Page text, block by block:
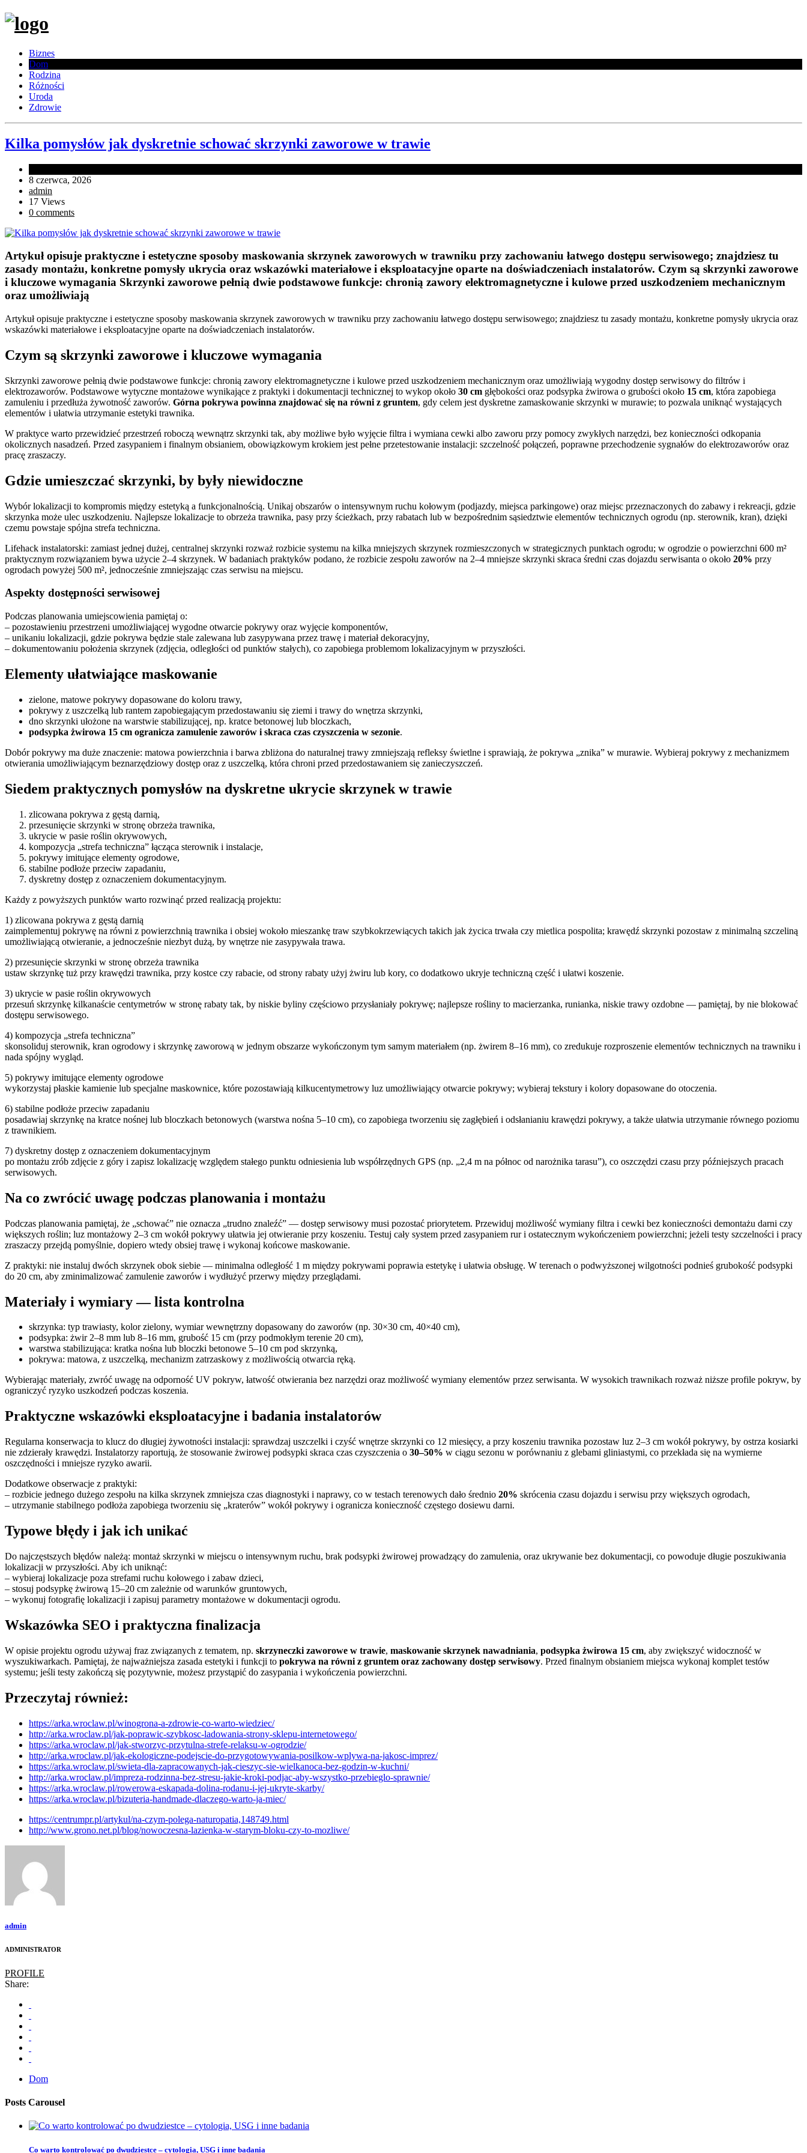
Biznes
Dom
Rodzina
Różności
Uroda
Zdrowie
Kilka pomysłów jak dyskretnie schować skrzynki zaworowe w trawie
8 czerwca, 2026
admin
17 Views
0 comments
Artykuł opisuje praktyczne i estetyczne sposoby maskowania skrzynek zaworowych w trawniku przy zachowaniu łatwego dostępu serwisowego; znajdziesz tu
zasady montażu, konkretne pomysły ukrycia oraz wskazówki materiałowe i eksploatacyjne oparte na doświadczeniach instalatorów. Czym są skrzynki zaworowe
i kluczowe wymagania Skrzynki zaworowe pełnią dwie podstawowe funkcje: chronią zawory elektromagnetyczne i kulowe przed uszkodzeniem mechanicznym
oraz umożliwiają
Artykuł opisuje praktyczne i estetyczne sposoby maskowania skrzynek zaworowych w trawniku przy zachowaniu łatwego dostępu serwisowego; znajdziesz tu zasady montażu, konkretne pomysły ukrycia oraz
wskazówki materiałowe i eksploatacyjne oparte na doświadczeniach instalatorów.
Czym są skrzynki zaworowe i kluczowe wymagania
Skrzynki zaworowe pełnią dwie podstawowe funkcje: chronią zawory elektromagnetyczne i kulowe przed uszkodzeniem mechanicznym oraz umożliwiają wygodny dostęp serwisowy do filtrów i
elektrozaworów. Podstawowe wytyczne montażowe wynikające z praktyki i dokumentacji technicznej to wykop około 30 cm głębokości oraz podsypka żwirowa o grubości około 15 cm, która zapobiega
zamuleniu i przedłuża żywotność zaworów. Górna pokrywa powinna znajdować się na równi z gruntem, gdy celem jest dyskretne zamaskowanie skrzynki w murawie; to pozwala uniknąć wystających
elementów i ułatwia utrzymanie estetyki trawnika.
W praktyce warto przewidzieć przestrzeń roboczą wewnątrz skrzynki tak, aby możliwe było wyjęcie filtra i wymiana cewki albo zaworu przy pomocy zwykłych narzędzi, bez konieczności odkopania
okolicznych nasadzeń. Przed zasypaniem i finalnym obsianiem, obowiązkowym krokiem jest pełne przetestowanie instalacji: szczelność połączeń, poprawne przechodzenie sygnałów do elektrozaworów oraz
pracę zraszaczy.
Gdzie umieszczać skrzynki, by były niewidoczne
Wybór lokalizacji to kompromis między estetyką a funkcjonalnością. Unikaj obszarów o intensywnym ruchu kołowym (podjazdy, miejsca parkingowe) oraz miejsc przeznaczonych do zabawy i rekreacji, gdzie
skrzynka może ulec uszkodzeniu. Najlepsze lokalizacje to obrzeża trawnika, pasy przy ścieżkach, przy rabatach lub w bezpośrednim sąsiedztwie elementów technicznych ogrodu (np. sterownik, kran), dzięki
czemu powstaje spójna strefa techniczna.
Lifehack instalatorski: zamiast jednej dużej, centralnej skrzynki rozważ rozbicie systemu na kilka mniejszych skrzynek rozmieszczonych w strategicznych punktach ogrodu; w ogrodzie o powierzchni 600 m²
praktycznym rozwiązaniem bywa użycie 2–4 skrzynek. W badaniach praktyków podano, że rozbicie zespołu zaworów na 2–4 mniejsze skrzynki skraca średni czas dojazdu serwisanta o około 20% przy
ogrodach powyżej 500 m², jednocześnie zmniejszając czas serwisu na miejscu.
Aspekty dostępności serwisowej
Podczas planowania umiejscowienia pamiętaj o:
– pozostawieniu przestrzeni umożliwiającej wygodne otwarcie pokrywy oraz wyjęcie komponentów,
– unikaniu lokalizacji, gdzie pokrywa będzie stale zalewana lub zasypywana przez trawę i materiał dekoracyjny,
– dokumentowaniu położenia skrzynek (zdjęcia, odległości od punktów stałych), co zapobiega problemom lokalizacyjnym w przyszłości.
Elementy ułatwiające maskowanie
zielone, matowe pokrywy dopasowane do koloru trawy,
pokrywy z uszczelką lub rantem zapobiegającym przedostawaniu się ziemi i trawy do wnętrza skrzynki,
dno skrzynki ułożone na warstwie stabilizującej, np. kratce betonowej lub bloczkach,
podsypka żwirowa 15 cm ogranicza zamulenie zaworów i skraca czas czyszczenia w sezonie.
Dobór pokrywy ma duże znaczenie: matowa powierzchnia i barwa zbliżona do naturalnej trawy zmniejszają refleksy świetlne i sprawiają, że pokrywa „znika” w murawie. Wybieraj pokrywy z mechanizmem
otwierania umożliwiającym beznarzędziowy dostęp oraz z uszczelką, która chroni przed przedostawaniem się zanieczyszczeń.
Siedem praktycznych pomysłów na dyskretne ukrycie skrzynek w trawie
zlicowana pokrywa z gęstą darnią,
przesunięcie skrzynki w stronę obrzeża trawnika,
ukrycie w pasie roślin okrywowych,
kompozycja „strefa techniczna” łącząca sterownik i instalacje,
pokrywy imitujące elementy ogrodowe,
stabilne podłoże przeciw zapadaniu,
dyskretny dostęp z oznaczeniem dokumentacyjnym.
Każdy z powyższych punktów warto rozwinąć przed realizacją projektu:
1) zlicowana pokrywa z gęstą darnią
zaimplementuj pokrywę na równi z powierzchnią trawnika i obsiej wokoło mieszankę traw szybkokrzewiących takich jak życica trwała czy mietlica pospolita; krawędź skrzynki pozostaw z minimalną szczeliną
umożliwiającą otwieranie, a jednocześnie niezbyt dużą, by wnętrze nie zasypywała trawa.
2) przesunięcie skrzynki w stronę obrzeża trawnika
ustaw skrzynkę tuż przy krawędzi trawnika, przy kostce czy rabacie, od strony rabaty użyj żwiru lub kory, co dodatkowo ukryje techniczną część i ułatwi koszenie.
3) ukrycie w pasie roślin okrywowych
przesuń skrzynkę kilkanaście centymetrów w stronę rabaty tak, by niskie byliny częściowo przysłaniały pokrywę; najlepsze rośliny to macierzanka, runianka, niskie trawy ozdobne — pamiętaj, by nie blokować
dostępu serwisowego.
4) kompozycja „strefa techniczna”
skonsoliduj sterownik, kran ogrodowy i skrzynkę zaworową w jednym obszarze wykończonym tym samym materiałem (np. żwirem 8–16 mm), co zredukuje rozproszenie elementów technicznych na trawniku i
nada spójny wygląd.
5) pokrywy imitujące elementy ogrodowe
wykorzystaj płaskie kamienie lub specjalne maskownice, które pozostawiają kilkucentymetrowy luz umożliwiający otwarcie pokrywy; wybieraj tekstury i kolory dopasowane do otoczenia.
6) stabilne podłoże przeciw zapadaniu
posadawiaj skrzynkę na kratce nośnej lub bloczkach betonowych (warstwa nośna 5–10 cm), co zapobiega tworzeniu się zagłębień i odsłanianiu krawędzi pokrywy, a także ułatwia utrzymanie równego poziomu
z trawnikiem.
7) dyskretny dostęp z oznaczeniem dokumentacyjnym
po montażu zrób zdjęcie z góry i zapisz lokalizację względem stałego punktu odniesienia lub współrzędnych GPS (np. „2,4 m na północ od narożnika tarasu”), co oszczędzi czasu przy późniejszych pracach
serwisowych.
Na co zwrócić uwagę podczas planowania i montażu
Podczas planowania pamiętaj, że „schować” nie oznacza „trudno znaleźć” — dostęp serwisowy musi pozostać priorytetem. Przewiduj możliwość wymiany filtra i cewki bez konieczności demontażu darni czy
większych roślin; luz montażowy 2–3 cm wokół pokrywy ułatwia jej otwieranie przy koszeniu. Testuj cały system przed zasypaniem rur i ostatecznym wykończeniem powierzchni; jeżeli testy szczelności i pracy
zraszaczy przejdą pomyślnie, dopiero wtedy obsiej trawę i wykonaj końcowe maskowanie.
Z praktyki: nie instaluj dwóch skrzynek obok siebie — minimalna odległość 1 m między pokrywami poprawia estetykę i ułatwia obsługę. W terenach o podwyższonej wilgotności podnieś grubokość podsypki
do 20 cm, aby zminimalizować zamulenie zaworów i wydłużyć przerwy między przeglądami.
Materiały i wymiary — lista kontrolna
skrzynka: typ trawiasty, kolor zielony, wymiar wewnętrzny dopasowany do zaworów (np. 30×30 cm, 40×40 cm),
podsypka: żwir 2–8 mm lub 8–16 mm, grubość 15 cm (przy podmokłym terenie 20 cm),
warstwa stabilizująca: kratka nośna lub bloczki betonowe 5–10 cm pod skrzynką,
pokrywa: matowa, z uszczelką, mechanizm zatrzaskowy z możliwością otwarcia ręką.
Wybierając materiały, zwróć uwagę na odporność UV pokryw, łatwość otwierania bez narzędzi oraz możliwość wymiany elementów przez serwisanta. W wysokich trawnikach rozważ niższe profile pokryw, by
ograniczyć ryzyko uszkodzeń podczas koszenia.
Praktyczne wskazówki eksploatacyjne i badania instalatorów
Regularna konserwacja to klucz do długiej żywotności instalacji: sprawdzaj uszczelki i czyść wnętrze skrzynki co 12 miesięcy, a przy koszeniu trawnika pozostaw luz 2–3 cm wokół pokrywy, by ostrza kosiarki
nie zdzierały krawędzi. Instalatorzy raportują, że stosowanie żwirowej podsypki skraca czas czyszczenia o 30–50% w ciągu sezonu w porównaniu z glebami gliniastymi, co przekłada się na wymierne
oszczędności i mniejsze ryzyko awarii.
Dodatkowe obserwacje z praktyki:
– rozbicie jednego dużego zespołu na kilka skrzynek zmniejsza czas diagnostyki i naprawy, co w testach terenowych dało średnio 20% skrócenia czasu dojazdu i serwisu przy większych ogrodach,
– utrzymanie stabilnego podłoża zapobiega tworzeniu się „kraterów” wokół pokrywy i ogranicza konieczność częstego dosiewu darni.
Typowe błędy i jak ich unikać
Do najczęstszych błędów należą: montaż skrzynki w miejscu o intensywnym ruchu, brak podsypki żwirowej prowadzący do zamulenia, oraz ukrywanie bez dokumentacji, co powoduje długie poszukiwania
lokalizacji w przyszłości. Aby ich uniknąć:
– wybieraj lokalizacje poza strefami ruchu kołowego i zabaw dzieci,
– stosuj podsypkę żwirową 15–20 cm zależnie od warunków gruntowych,
– wykonuj fotografię lokalizacji i zapisuj parametry montażowe w dokumentacji ogrodu.
Wskazówka SEO i praktyczna finalizacja
W opisie projektu ogrodu używaj fraz związanych z tematem, np. skrzyneczki zaworowe w trawie, maskowanie skrzynek nawadniania, podsypka żwirowa 15 cm, aby zwiększyć widoczność w
wyszukiwarkach. Pamiętaj, że najważniejsza zasada estetyki i funkcji to pokrywa na równi z gruntem oraz zachowany dostęp serwisowy. Przed finalnym obsianiem miejsca wykonaj komplet testów
systemu; jeśli testy zakończą się pozytywnie, możesz przystąpić do zasypania i wykończenia powierzchni.
Przeczytaj również:
https://arka.wroclaw.pl/winogrona-a-zdrowie-co-warto-wiedziec/
http://arka.wroclaw.pl/jak-poprawic-szybkosc-ladowania-strony-sklepu-internetowego/
https://arka.wroclaw.pl/jak-stworzyc-przytulna-strefe-relaksu-w-ogrodzie/
http://arka.wroclaw.pl/jak-ekologiczne-podejscie-do-przygotowywania-posilkow-wplywa-na-jakosc-imprez/
https://arka.wroclaw.pl/swieta-dla-zapracowanych-jak-cieszyc-sie-wielkanoca-bez-godzin-w-kuchni/
http://arka.wroclaw.pl/impreza-rodzinna-bez-stresu-jakie-kroki-podjac-aby-wszystko-przebieglo-sprawnie/
https://arka.wroclaw.pl/rowerowa-eskapada-dolina-rodanu-i-jej-ukryte-skarby/
https://arka.wroclaw.pl/bizuteria-handmade-dlaczego-warto-ja-miec/
https://centrumpr.pl/artykul/na-czym-polega-naturopatia,148749.html
http://www.grono.net.pl/blog/nowoczesna-lazienka-w-starym-bloku-czy-to-mozliwe/
admin
ADMINISTRATOR
PROFILE
Share:
Dom
Posts Carousel
Co warto kontrolować po dwudziestce – cytologia, USG i inne badania